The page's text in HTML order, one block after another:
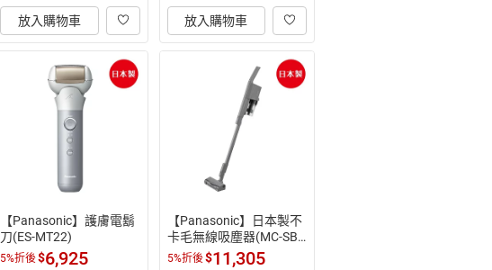
放入購物車 放入購物車
【Panasonic】護膚電鬍
刀(ES-MT22)
5%折後$6,925
【Panasonic】日本製不
卡毛無線吸塵器(MC-SB5
3K)(輕巧款)
5%折後$11,305